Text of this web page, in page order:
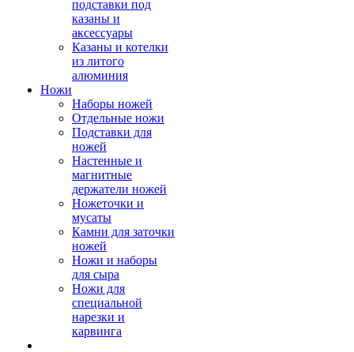
подставки под
казаны и
аксессуары
Казаны и котелки
из литого
алюминия
Ножи
Наборы ножей
Отдельные ножи
Подставки для
ножей
Настенные и
магнитные
держатели ножей
Ножеточки и
мусаты
Камни для заточки
ножей
Ножи и наборы
для сыра
Ножи для
специальной
нарезки и
карвинга